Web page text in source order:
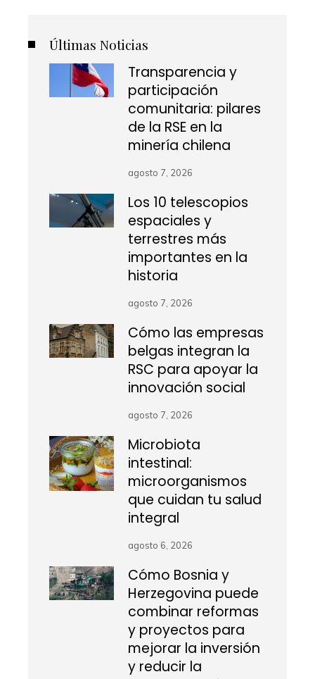
Últimas Noticias
Transparencia y
participación
comunitaria: pilares
de la RSE en la
minería chilena
agosto 7, 2026
Los 10 telescopios
espaciales y
terrestres más
importantes en la
historia
agosto 7, 2026
Cómo las empresas
belgas integran la
RSC para apoyar la
innovación social
agosto 7, 2026
Microbiota
intestinal:
microorganismos
que cuidan tu salud
integral
agosto 6, 2026
Cómo Bosnia y
Herzegovina puede
combinar reformas
y proyectos para
mejorar la inversión
y reducir la